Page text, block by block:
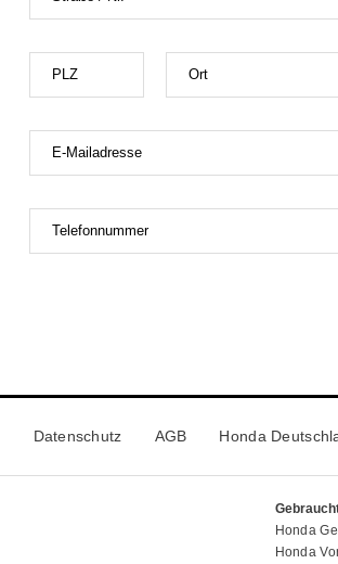
Datenschutz AGB Honda
Honda
Honda